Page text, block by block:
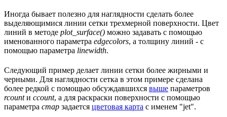
Иногда бывает полезно для наглядности сделать более
выделяющимися линии сетки трехмерной поверхности. Цвет
линий в методе plot_surface() можно задавать с помощью
именованного параметра edgecolors, а толщину линий - с
помощью параметра linewidth.
Следующий пример делает линии сетки более жирными и
черными. Для наглядности сетка в этом примере сделана
более редкой с помощью обсуждавшихся выше параметров
rcountи ccount, а для раскраски поверхности с помощью
параметра cmap задается цветовая карта с именем "jet".